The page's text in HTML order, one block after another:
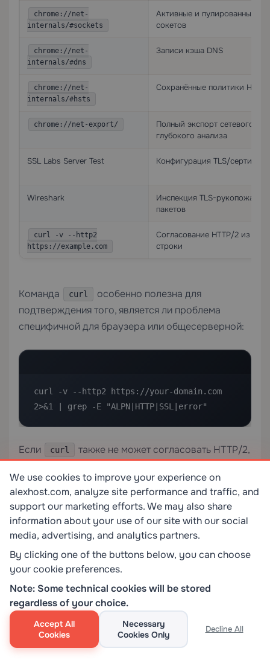
chrome://net-
internals/#sockets
Активные и пулированные
сокетов
chrome://net-
internals/#dns
Записи кэша DNS
chrome://net-
internals/#hsts
Сохранённые политики
chrome://net-export/
Полный экспорт сетевого
глубокого анализа
SSL Labs Server Test Конфигурация TLS/
Wireshark
Инспекция TLS-рукопожатия
пакетов
curl -v --http2
https://example.com
Согласование HTTP/2 из
строки
Команда curl
особенно полезна для
подтверждения того, является ли проблема
специфичной для браузера или общесерверной:
curl -v --http2 https://your-domain.com
2>&1 | grep -E "ALPN|HTTP|SSL|error"
Если curl
также не может согласовать HTTP/2,
curl
успешно выполняется, но Chrome даёт
сбой, проблема в состоянии сессии браузера или
локальном инструменте перехвата.
ERR_SPDY_PROTOCOL_ERROR и
связанные сетевые ошибки Chrome
Код ошибки Основная причина
ERR_SPDY_PROTOCOL
Устаревшая сессия HTTP/2 или
We use cookies to improve your experience on
alexhost.com, analyze site performance and traffic, and
support our marketing efforts. We may also share
information about your use of our site with our social
media, advertising, and analytics partners.
By clicking one of the buttons below, you can choose
your cookie preferences.
Note: Some technical cookies will be stored
regardless of your choice.
Accept All
Cookies
Necessary
Cookies Only
Decline All